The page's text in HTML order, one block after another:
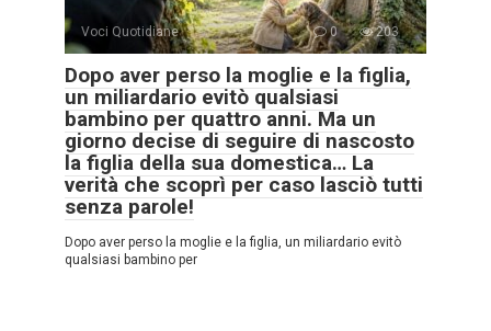
Voci Quotidiane 0 203
Dopo aver perso la moglie e la figlia,
un miliardario evitò qualsiasi
bambino per quattro anni. Ma un
giorno decise di seguire di nascosto
la figlia della sua domestica… La
verità che scoprì per caso lasciò tutti
senza parole!
Dopo aver perso la moglie e la figlia, un miliardario evitò
qualsiasi bambino per